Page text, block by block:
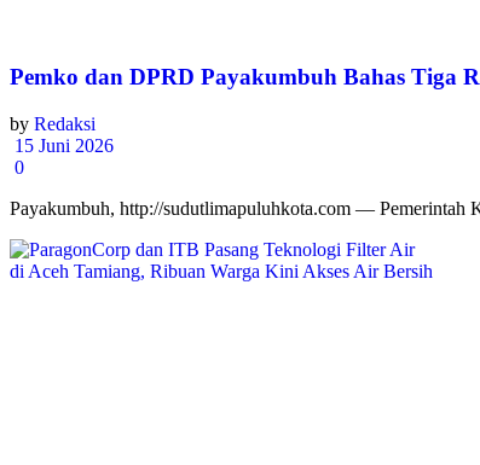
Pemko dan DPRD Payakumbuh Bahas Tiga
by Redaksi
15 Juni 2026
0
Payakumbuh, http://sudutlimapuluhkota.com — Pemerintah